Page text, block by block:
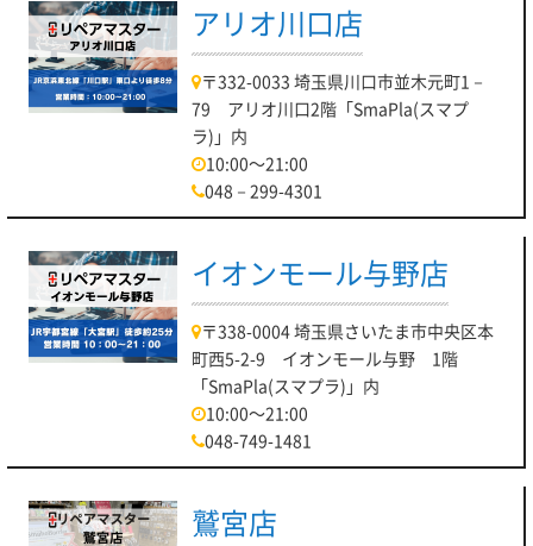
アリオ川口店
〒332-0033 埼玉県川口市並木元町1－
79 アリオ川口2階「SmaPla(スマプ
ラ)」内
10:00～21:00
048－299-4301
イオンモール与野店
〒338-0004 埼玉県さいたま市中央区本
町西5-2-9 イオンモール与野 1階
「SmaPla(スマプラ)」内
10:00～21:00
048-749-1481
鷲宮店